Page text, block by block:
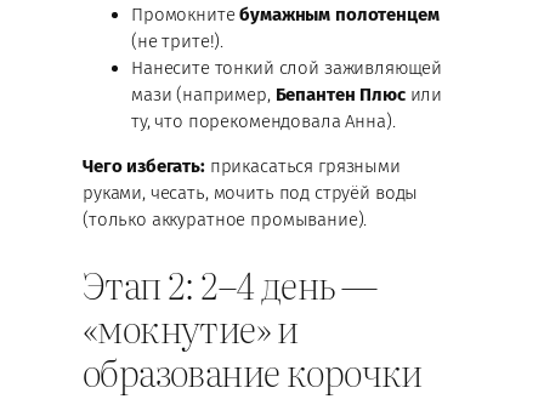
Промокнитебумажным полотенцем
(не трите!).
Нанесите тонкий слой заживляющей
мази (например, Бепантен Плюсили
ту, что порекомендовала Анна).
Чего избегать:прикасаться грязными
руками, чесать, мочить под струёй воды
(только аккуратное промывание).
Этап 2: 2–4 день —
«мокнутие» и
образование корочки